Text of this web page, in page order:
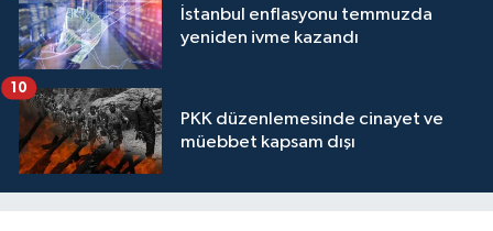
İstanbul enflasyonu temmuzda
yeniden ivme kazandı
PKK düzenlemesinde cinayet ve
müebbet kapsam dışı
10